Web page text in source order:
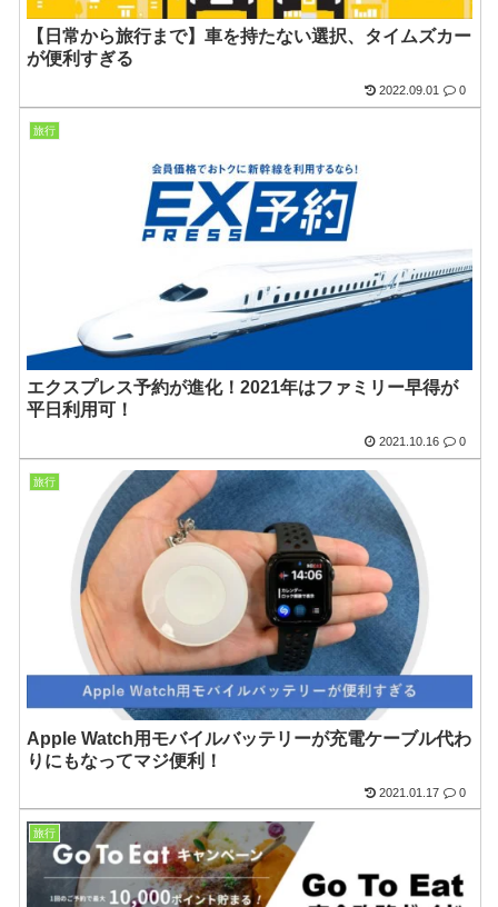
【日常から旅行まで】車を持たない選択、タイムズカー
が便利すぎる
2022.09.01 0
旅行
エクスプレス予約が進化！2021年はファミリー早得が
平日利用可！
2021.10.16 0
旅行
Apple Watch用モバイルバッテリーが充電ケーブル代わ
りにもなってマジ便利！
2021.01.17 0
旅行